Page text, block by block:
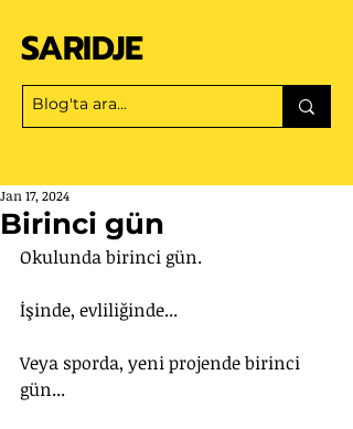
SARIDJE
Birinci gün
Jan 17, 2024
Okulunda birinci gün.
İşinde, evliliğinde...
Veya sporda, yeni projende birinci
gün...